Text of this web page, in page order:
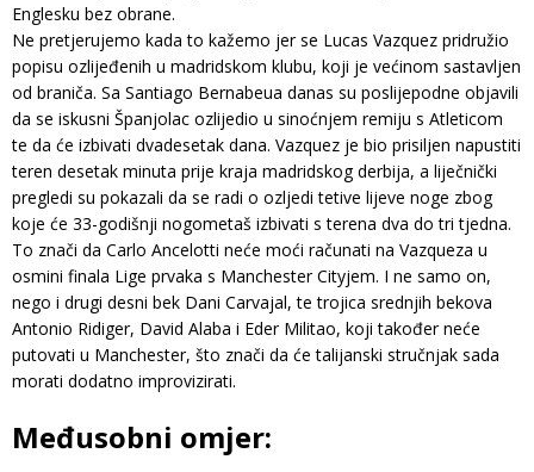
Englesku bez obrane.
Ne pretjerujemo kada to kažemo jer se Lucas Vazquez pridružio
popisu ozlijeđenih u madridskom klubu, koji je većinom sastavljen
od braniča. Sa Santiago Bernabeua danas su poslijepodne objavili
da se iskusni Španjolac ozlijedio u sinoćnjem remiju s Atleticom
te da će izbivati ​​dvadesetak dana. Vazquez je bio prisiljen napustiti
teren desetak minuta prije kraja madridskog derbija, a liječnički
pregledi su pokazali da se radi o ozljedi tetive lijeve noge zbog
koje će 33-godišnji nogometaš izbivati ​​s terena dva do tri tjedna.
To znači da Carlo Ancelotti neće moći računati na Vazqueza u
osmini finala Lige prvaka s Manchester Cityjem. I ne samo on,
nego i drugi desni bek Dani Carvajal, te trojica srednjih bekova
Antonio Ridiger, David Alaba i Eder Militao, koji također neće
putovati u Manchester, što znači da će talijanski stručnjak sada
morati dodatno improvizirati.
Međusobni omjer: